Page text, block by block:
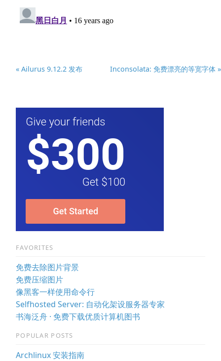
« Ailurus 9.12.2 发布 Inconsolata: 免费漂亮的等宽字体 »
FAVORITES
免费去除图片背景
免费压缩图片
像黑客一样使用命令行
Selfhosted Server: 自动化架设服务器专家
书海泛舟 · 免费下载优质计算机图书
POPULAR POSTS
Archlinux 安装指南